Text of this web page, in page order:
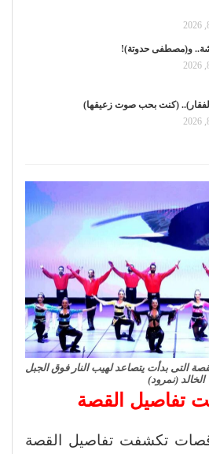
و(مصطفى حدوتة)!
(كنت بحب صوت زعيقها)
التى بدأت يتصاعد لهيب النار فوق الجبل
الخالد (نمرود)
تفاصيل القصة
تكشفت تفاصيل القصة